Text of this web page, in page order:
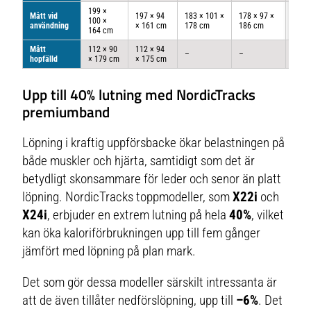
mindre plats.De inbyggda transporthjulen gör det också enkelt att flytta det
vid behov. Genom att vrida den stora 10 skärmen kan du följa
träningsprogram inom bland annat styrka och yoga från iFIT innehållsrika
träningsbibliotek. Med löpbandet NordicTrack T10 har du möjlighet att träna
med iFit*, vilket ger dig full tillgång till tusentals unika träningsvideor, pass
och program. Ett iFIT-medlemskap kommer med många smarta funktioner,
såsom SmartAdjust och ActivePulse, för ett träningspass som är anpassat
specifikt för dig.
Mått vid
användning
199 ×
100 ×
164 cm
197 × 94
× 161 cm
183 × 101 ×
178 cm
178 × 97 ×
186 cm
Mått
hopfälld
112 × 90
× 179 cm
112 × 94
× 175 cm
– –
Upp till 40% lutning med NordicTracks
premiumband
Löpning i kraftig uppförsbacke ökar belastningen på
både muskler och hjärta, samtidigt som det är
betydligt skonsammare för leder och senor än platt
löpning. NordicTracks toppmodeller, somX22i och
X24i, erbjuder en extrem lutning på hela40%, vilket
kan öka kaloriförbrukningen upp till fem gånger
jämfört med löpning på plan mark.
Det som gör dessa modeller särskilt intressanta är
att de även tillåter nedförslöpning, upp till –6%. Det